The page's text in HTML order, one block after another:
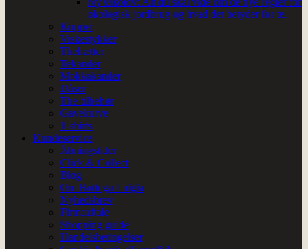
økologisk jordbrug og hvad det betyder for te.
Kopper
Viskestykker
Thehætter
Tekander
Mokkakander
Dåser
The-tilbehør
Gavekurve
T-shirts
Kundeservice
Åbningstider
Click & Collect
Blog
Om Bottega Luigia
Nyhedsbrev
Firmaaftale
Shopping guide
Handelsbetingelser